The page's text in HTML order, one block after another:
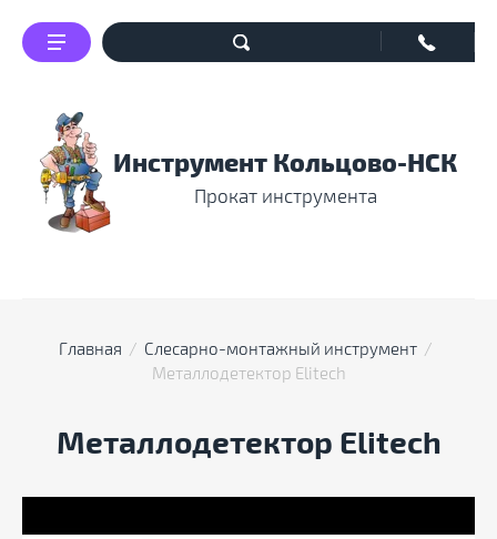
Инструмент Кольцово-НСК
Прокат инструмента
Главная
  /
Слесарно-монтажный инструмент
  /
Металлодетектор Elitech
Металлодетектор Elitech